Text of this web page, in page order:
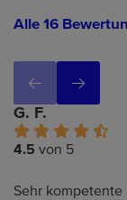
Alle 16
G. F.
4.5 von 5
Sehr kompetente